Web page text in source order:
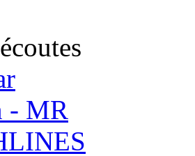
écoutes